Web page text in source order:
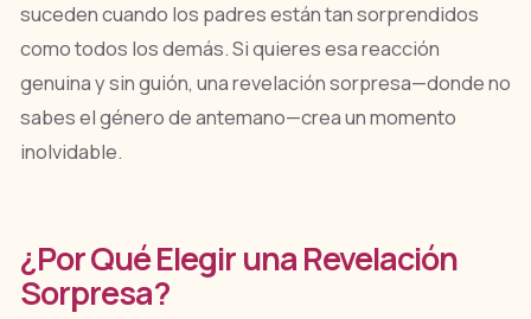
suceden cuando los padres están tan sorprendidos
como todos los demás. Si quieres esa reacción
genuina y sin guión, una revelación sorpresa—donde no
sabes el género de antemano—crea un momento
inolvidable.
¿Por Qué Elegir una Revelación
Sorpresa?